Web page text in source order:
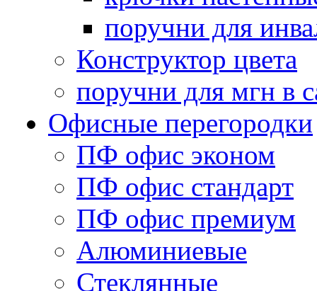
поручни для
Конструктор цвета
поручни для мгн в
Офисные перегородки
ПФ офис эконом
ПФ офис стандарт
ПФ офис премиум
Алюминиевые
Стеклянные